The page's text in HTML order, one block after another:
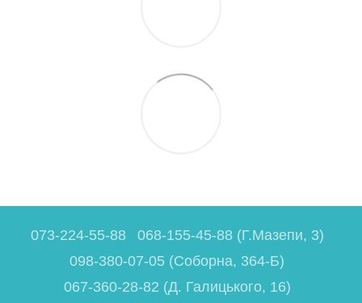
073-224-55-88
068-155-45-88 (Г.Мазепи, 3)
098-380-07-05 (Соборна, 364-Б)
067-360-28-82 (Д. Галицького, 16)